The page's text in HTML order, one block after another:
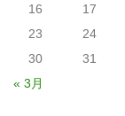
« 3月
16
17
23
24
30
31